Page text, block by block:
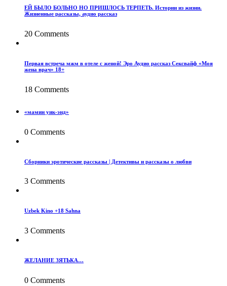
ЕЙ БЫЛО БОЛЬНО НО ПРИШЛОСЬ ТЕРПЕТЬ. Истории из жизни.
Жизненные рассказы, аудио рассказ
20 Comments
Первая встреча мжм в отеле с женой! Эро Аудио рассказ Сексвайф «Моя
жена врач» 18+
18 Comments
«мамин уик-энд»
0 Comments
Сборники эротические рассказы | Детективы и рассказы о любви
3 Comments
Uzbek Kino +18 Sahna
3 Comments
ЖЕЛАНИЕ ЗЯТЬКА…
0 Comments